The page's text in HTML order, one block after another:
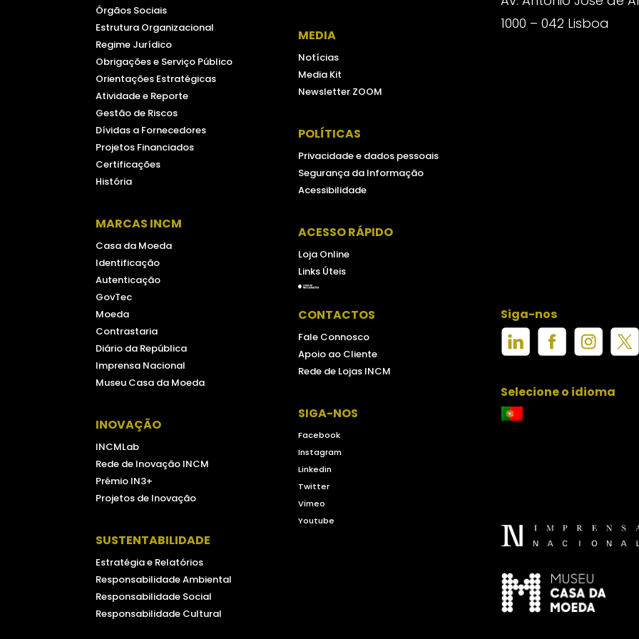
Órgãos Sociais
Estrutura Organizacional
Regime Jurídico
Obrigações e Serviço Público
Orientações Estratégicas
Atividade e Reporte
Gestão de Riscos
Dívidas a Fornecedores
Projetos Financiados
Certificações
História
MARCAS INCM
Casa da Moeda
Identificação
Autenticação
GovTec
Moeda
Contrastaria
Diário da República
Imprensa Nacional
Museu Casa da Moeda
INOVAÇÃO
INCMLab
Rede de Inovação INCM
Prémio IN3+
Projetos de Inovação
SUSTENTABILIDADE
Estratégia e Relatórios
Responsabilidade Ambiental
Responsabilidade Social
Responsabilidade Cultural
MEDIA
Notícias
Media Kit
Newsletter ZOOM
POLÍTICAS
Privacidade e dados pessoais
Segurança da Informação
Acessibilidade
ACESSO RÁPIDO
Loja Online
Links Úteis
CONTACTOS
Fale Connosco
Apoio ao Cliente
Rede de Lojas INCM
SIGA-NOS
Facebook
Instagram
Linkedin
Twitter
Vimeo
Youtube
1000 – 042 Lisboa
Siga-nos
Selecione o idioma